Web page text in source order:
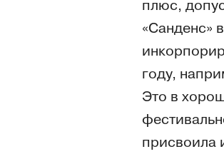
плюс,
«Санденс»
году,
Это в
присвоила